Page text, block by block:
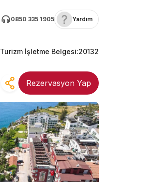
0850 335 1905 Yardım
Turizm İşletme Belgesi:20132
Rezervasyon Yap